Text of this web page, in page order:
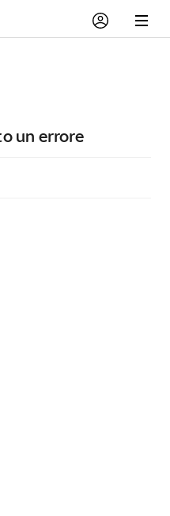
un errore